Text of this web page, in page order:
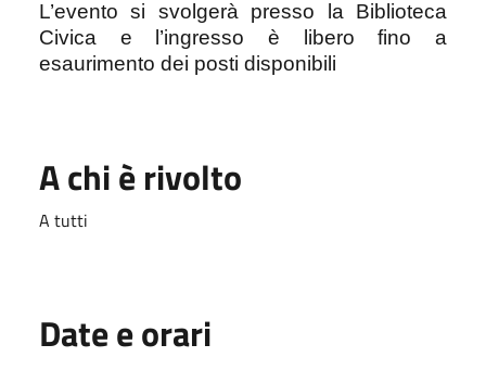
L’evento si svolgerà presso la Biblioteca
Civica e l’ingresso è libero fino a
esaurimento dei posti disponibili
A chi è rivolto
A tutti
Date e orari